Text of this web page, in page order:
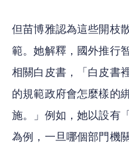
但苗博雅認為這些開枝
範。她解釋，國外推行
相關白皮書，「白皮書
的規範政府會怎麼樣的
施。」例如，她以設有
為例，一旦哪個部門機